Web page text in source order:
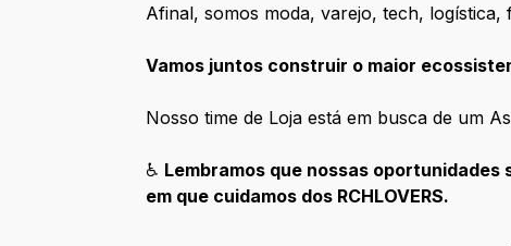
Afinal, somos moda, varejo, tech,
Vamos juntos construir o maior
Nosso time de Loja está em busca de um
♿ Lembramos que nossas
em que cuidamos dos RCHLOVERS.